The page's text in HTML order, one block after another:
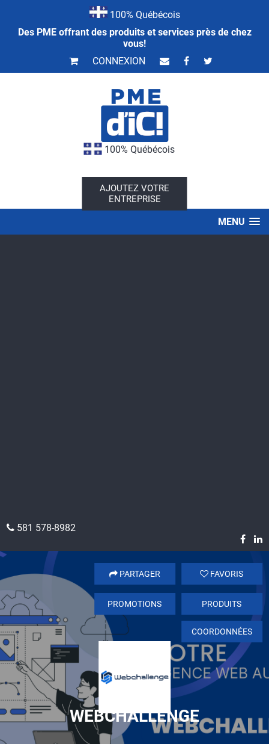
100% Québécois
Des PME offrant des produits et services près de chez
vous!
CONNEXION
100% Québécois
AJOUTEZ VOTRE
ENTREPRISE
MENU
581 578-8982
WEBCHALLENGE
FAVORIS
PARTAGER
PRODUITS
PROMOTIONS
COORDONNÉES